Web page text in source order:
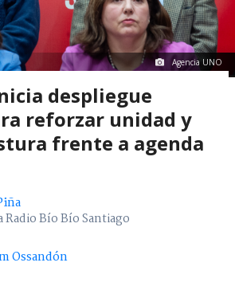
Agencia UNO
despliegue
reforzar unidad y
frente a agenda
Radio Bío Bío Santiago
Ossandón